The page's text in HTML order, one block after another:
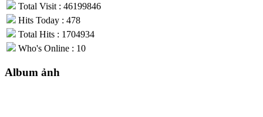
Total Visit : 46199846
Hits Today : 478
Total Hits : 1704934
Who's Online : 10
Album ảnh